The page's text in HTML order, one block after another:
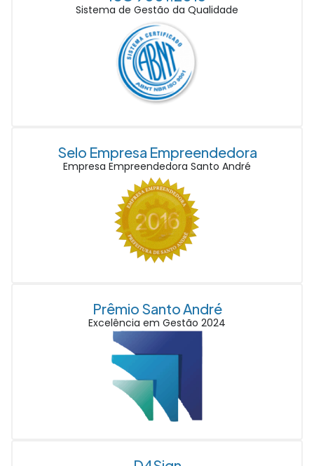
Sistema de Gestão da Qualidade
Selo Empresa Empreendedora
Empresa Empreendedora Santo André
Prêmio Santo André
Excelência em Gestão 2024